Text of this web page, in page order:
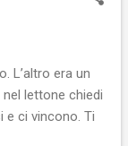
L’altro era un
lettone chiedi
e ci vincono. Ti